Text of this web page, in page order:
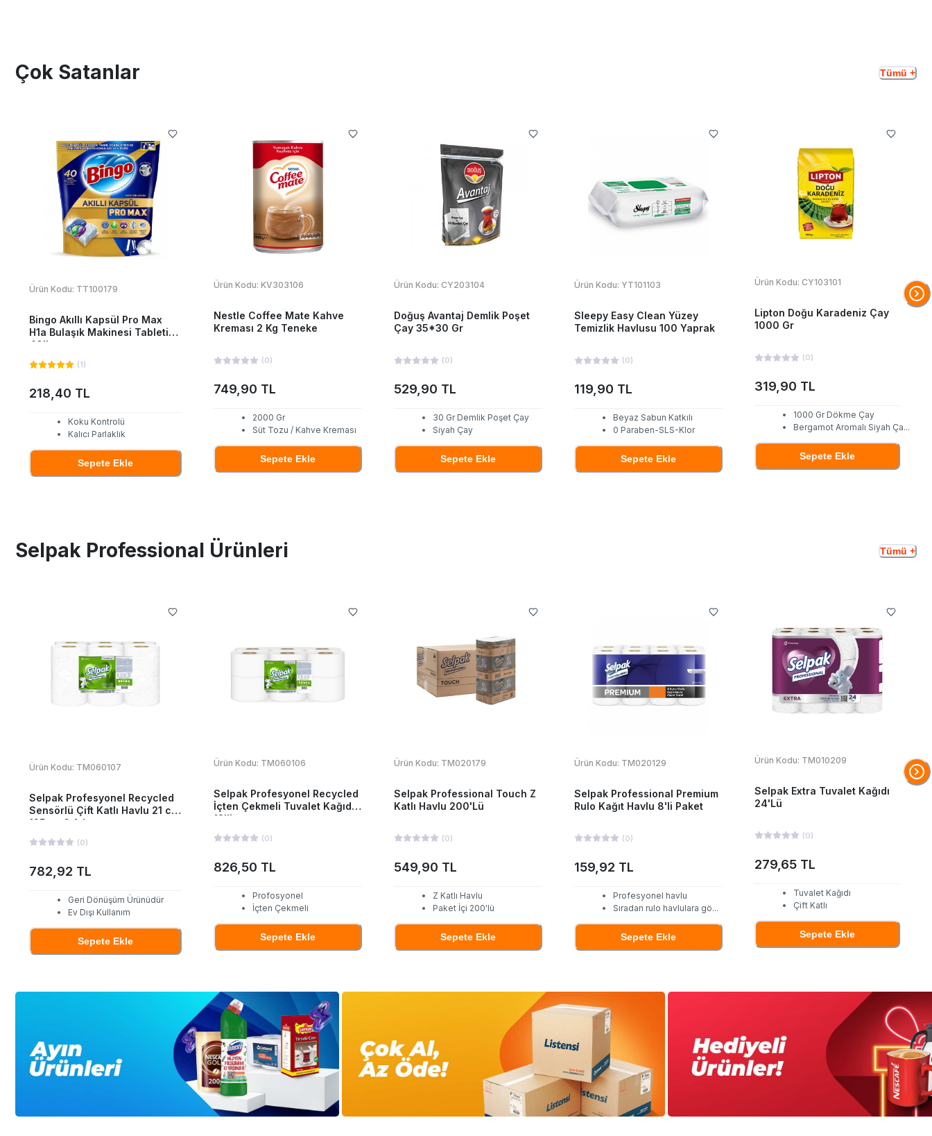
Çok Satanlar Tümü +
Ürün Kodu: TT100179
Bingo Akıllı Kapsül Pro Max
H1a Bulaşık Makinesi Tableti
40'Lı
(1)
218,40 TL
Koku Kontrolü
Kalıcı Parlaklık
Sepete Ekle
Ürün Kodu: KV303106
Nestle Coffee Mate Kahve
Kreması 2 Kg Teneke
(0)
749,90 TL
2000 Gr
Süt Tozu / Kahve Kreması
Sepete Ekle
Ürün Kodu: CY203104
Doğuş Avantaj Demlik Poşet
Çay 35*30 Gr
(0)
529,90 TL
30 Gr Demlik Poşet Çay
Siyah Çay
Sepete Ekle
Ürün Kodu: YT101103
Sleepy Easy Clean Yüzey
Temizlik Havlusu 100 Yaprak
(0)
119,90 TL
Beyaz Sabun Katkılı
0 Paraben-SLS-Klor
Sepete Ekle
Ürün Kodu: CY103101
Lipton Doğu Karadeniz Çay
1000 Gr
(0)
319,90 TL
1000 Gr Dökme Çay
Bergamot Aromalı Siyah Ça...
Sepete Ekle
Selpak Professional Ürünleri Tümü +
Ürün Kodu: TM060107
Selpak Profesyonel Recycled
Sensörlü Çift Katlı Havlu 21 cm
135 mt 6 Adet
(0)
782,92 TL
Geri Dönüşüm Ürünüdür
Ev Dışı Kullanım
Sepete Ekle
Ürün Kodu: TM060106
Selpak Profesyonel Recycled
İçten Çekmeli Tuvalet Kağıdı
12'li
(0)
826,50 TL
Profosyonel
İçten Çekmeli
Sepete Ekle
Ürün Kodu: TM020179
Selpak Professional Touch Z
Katlı Havlu 200'Lü
(0)
549,90 TL
Z Katlı Havlu
Paket İçi 200'lü
Sepete Ekle
Ürün Kodu: TM020129
Selpak Professional Premium
Rulo Kağıt Havlu 8'li Paket
(0)
159,92 TL
Profesyonel havlu
Sıradan rulo havlulara gö...
Sepete Ekle
Ürün Kodu: TM010209
Selpak Extra Tuvalet Kağıdı
24'Lü
(0)
279,65 TL
Tuvalet Kağıdı
Çift Katlı
Sepete Ekle